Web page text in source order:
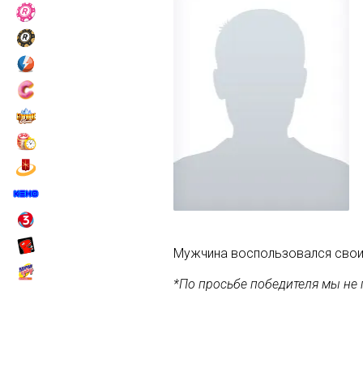
Мужчина воспользовался
*По просьбе победителя мы